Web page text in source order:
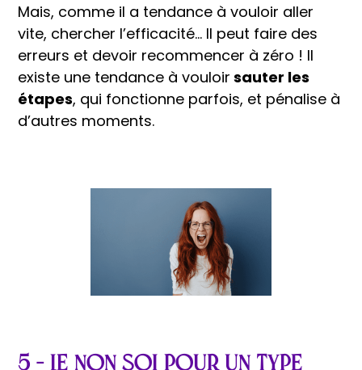
Mais, comme il a tendance à vouloir aller
vite, chercher l’efficacité… Il peut faire des
erreurs et devoir recommencer à zéro ! Il
existe une tendance à vouloir sauter les
étapes, qui fonctionne parfois, et pénalise à
d’autres moments.